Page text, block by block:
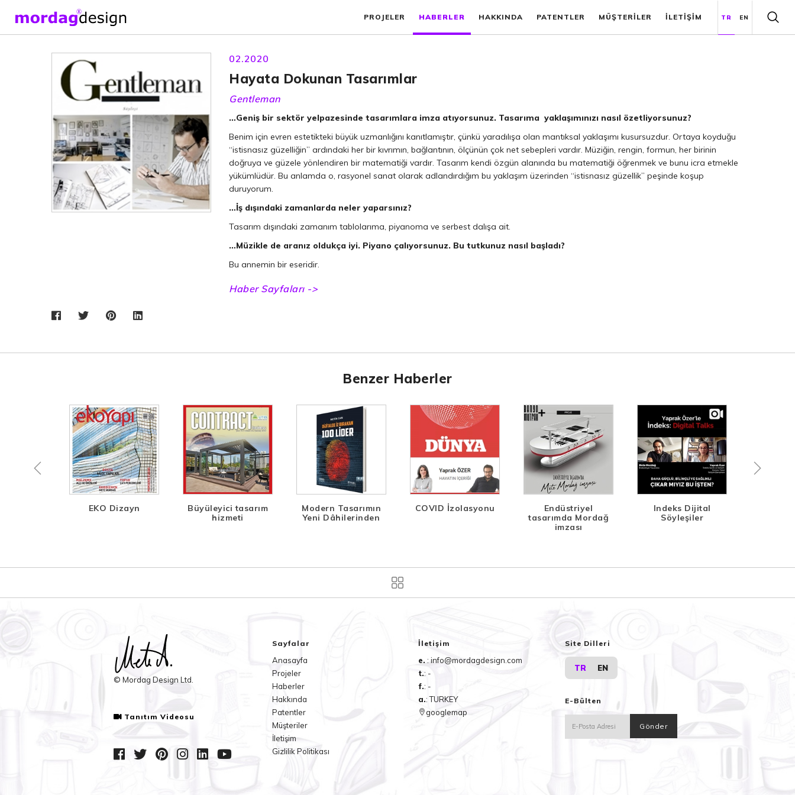
PROJELER HABERLER HAKKINDA PATENTLER MÜŞTERİLER İLETİŞİM TR EN
02.2020
Hayata Dokunan Tasarımlar
Gentleman
…Geniş bir sektör yelpazesinde tasarımlara imza atıyorsunuz. Tasarıma yaklaşımınızı nasıl özetliyorsunuz?
Benim için evren estetikteki büyük uzmanlığını kanıtlamıştır, çünkü yaradılışa olan mantıksal yaklaşımı kusursuzdur. Ortaya koyduğu
“istisnasız güzelliğin” ardındaki her bir kıvrımın, bağlantının, ölçünün çok net sebepleri vardır. Müziğin, rengin, formun, her birinin
doğruya ve güzele yönlendiren bir matematiği vardır. Tasarım kendi özgün alanında bu matematiği öğrenmek ve bunu icra etmekle
yükümlüdür. Bu anlamda o, rasyonel sanat olarak adlandırdığım bu yaklaşım üzerinden “istisnasız güzellik” peşinde koşup
duruyorum.
…İş dışındaki zamanlarda neler yaparsınız?
Tasarım dışındaki zamanım tablolarıma, piyanoma ve serbest dalışa ait.
…Müzikle de aranız oldukça iyi. Piyano çalıyorsunuz. Bu tutkunuz nasıl başladı?
Bu annemin bir eseridir.
Haber Sayfaları ->
Benzer Haberler
EKO Dizayn
Büyüleyici tasarım
hizmeti
Modern Tasarımın
Yeni Dâhilerinden
COVID İzolasyonu
Endüstriyel
tasarımda Mordağ
imzası
Indeks Dijital
Söyleşiler
© Mordag Design Ltd.
Tanıtım Videosu
Sayfalar
Anasayfa
Projeler
Haberler
Hakkında
Patentler
Müşteriler
İletişim
Gizlilik Politikası
İletişim
e. : info@mordagdesign.com
t.: -
f.: -
a.: TURKEY
googlemap
Site Dilleri
TR EN
E-Bülten